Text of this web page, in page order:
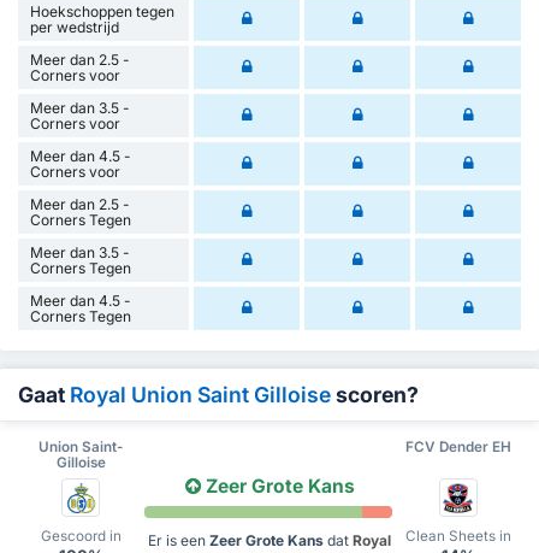
Hoekschoppen tegen
per wedstrijd
Meer dan 2.5 -
Corners voor
Meer dan 3.5 -
Corners voor
Meer dan 4.5 -
Corners voor
Meer dan 2.5 -
Corners Tegen
Meer dan 3.5 -
Corners Tegen
Meer dan 4.5 -
Corners Tegen
Gaat Royal Union Saint Gilloisescoren?
Union Saint-
Gilloise
FCV Dender EH
Gescoord in
Zeer Grote Kans
Er is een Zeer Grote Kans dat Royal Clean Sheets in